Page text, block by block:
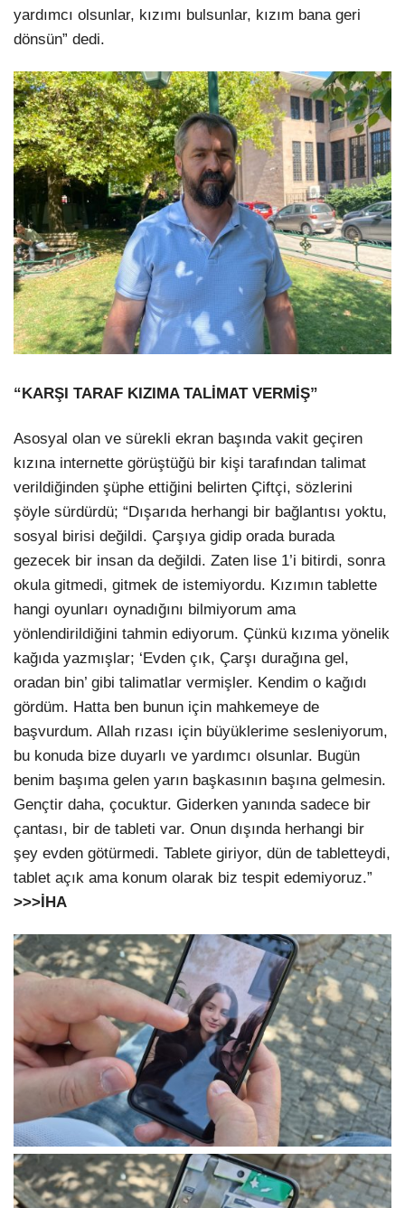
yardımcı olsunlar, kızımı bulsunlar, kızım bana geri
dönsün” dedi.
“KARŞI TARAF KIZIMA TALİMAT VERMİŞ”
Asosyal olan ve sürekli ekran başında vakit geçiren
kızına internette görüştüğü bir kişi tarafından talimat
verildiğinden şüphe ettiğini belirten Çiftçi, sözlerini
şöyle sürdürdü; “Dışarıda herhangi bir bağlantısı yoktu,
sosyal birisi değildi. Çarşıya gidip orada burada
gezecek bir insan da değildi. Zaten lise 1’i bitirdi, sonra
okula gitmedi, gitmek de istemiyordu. Kızımın tablette
hangi oyunları oynadığını bilmiyorum ama
yönlendirildiğini tahmin ediyorum. Çünkü kızıma yönelik
kağıda yazmışlar; ‘Evden çık, Çarşı durağına gel,
oradan bin’ gibi talimatlar vermişler. Kendim o kağıdı
gördüm. Hatta ben bunun için mahkemeye de
başvurdum. Allah rızası için büyüklerime sesleniyorum,
bu konuda bize duyarlı ve yardımcı olsunlar. Bugün
benim başıma gelen yarın başkasının başına gelmesin.
Gençtir daha, çocuktur. Giderken yanında sadece bir
çantası, bir de tableti var. Onun dışında herhangi bir
şey evden götürmedi. Tablete giriyor, dün de tabletteydi,
tablet açık ama konum olarak biz tespit edemiyoruz.”
>>>İHA